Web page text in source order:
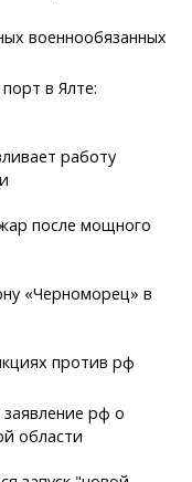
военнообязанных
в Ялте:
работу
после мощного
«Черноморец» в
против рф
рф о
области